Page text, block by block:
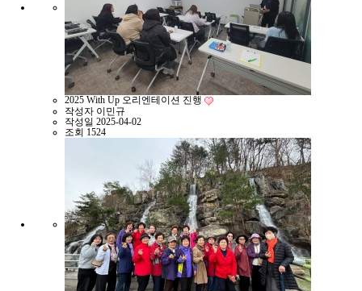
2025 With Up 오리엔테이션 진행
작성자 이민규
작성일 2025-04-02
조회 1524